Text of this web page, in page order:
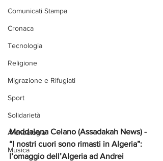
Comunicati Stampa
Cronaca
Tecnologia
Religione
Migrazione e Rifugiati
Sport
Solidarietà
Archeologia
Musica
Maddalena Celano (Assadakah News) -
“I nostri cuori sono rimasti in Algeria”:
l’omaggio dell’Algeria ad Andrei